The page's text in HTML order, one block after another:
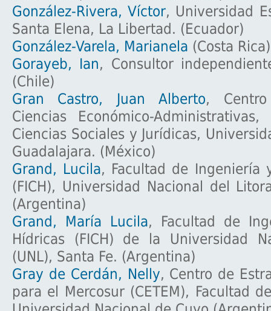
González-Rivera, Víctor, Universidad
Santa Elena, La Libertad. (Ecuador)
González-Varela, Marianela (Costa Rica)
Gorayeb, Ian, Consultor
(Chile)
Gran Castro, Juan Alberto,
Ciencias Económico-
Ciencias Sociales y Jurídicas,
Guadalajara. (México)
Grand, Lucila, Facultad de Ingeniería
(FICH), Universidad Nacional del
(Argentina)
Grand, María Lucila, Facultad de
Hídricas (FICH) de la Universidad
(UNL), Santa Fe. (Argentina)
Gray de Cerdán, Nelly, Centro de
para el Mercosur (CETEM), Facultad